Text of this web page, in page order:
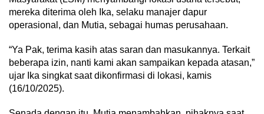
mereka diterima oleh Ika, selaku manajer dapur
operasional, dan Mutia, sebagai humas perusahaan.
“Ya Pak, terima kasih atas saran dan masukannya. Terkait
beberapa izin, nanti kami akan sampaikan kepada atasan,”
ujar Ika singkat saat dikonfirmasi di lokasi, kamis
(16/10/2025).